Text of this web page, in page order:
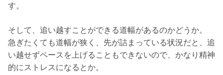
す。
そして、追い越すことができる道幅があるのかどうか。
急ぎたくても道幅が狭く、先が詰まっている状況だと、追
い越せずペースを上げることもできないので、かなり精神
的にストレスになるとか。